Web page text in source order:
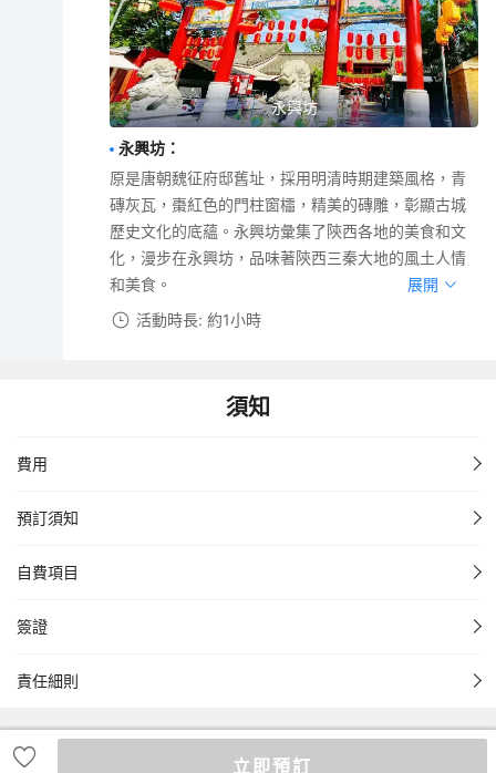
永興坊
永興坊 ：
原是唐朝魏征府邸舊址，採用明清時期建築風格，青
磚灰瓦，棗紅色的門柱窗櫺，精美的磚雕，彰顯古城
歷史文化的底蘊。永興坊彙集了陝西各地的美食和文
化，漫步在永興坊，品味著陝西三秦大地的風土人情
和美食。
展開
活動時長: 約1小時
須知
費用
預訂須知
自費項目
簽證
責任細則
立即預訂